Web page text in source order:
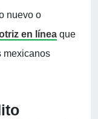
nuevo o
en línea que
mexicanos